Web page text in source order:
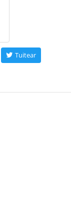
Tuitear